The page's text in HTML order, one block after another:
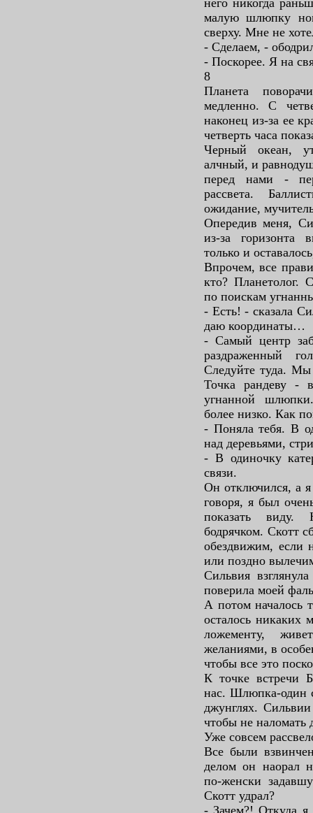
малую шлюпку
сверху. Мне не
- Сделаем, -
- Поскорее. Я на
8
Планета
медленно. С
наконец из-за ее
четверть часа
Черный океан,
алчный, и
перед нами -
рассвета.
ожидание,
Опередив меня,
из-за горизонта
только и
Впрочем, все
кто? Планетолог.
по поискам
- Есть! - сказала
даю координаты…
- Самый центр
раздраженный
Следуйте туда.
Точка рандеву -
угнанной
более низко. Как
- Поняла тебя. В
над деревьями,
- В одиночку
связи.
Он отключился, а
говоря, я был
показать виду.
бодрячком. Скотт
обездвижим, если
или поздно
Сильвия
поверила моей
А потом началось
осталось никаких
ложементу,
желаниями, в
чтобы все это
К точке встречи
нас. Шлюпка-один
джунглях.
чтобы не наломать
Уже совсем
Все были
делом он наорал
по-женски
Скотт удрал?
- Зачем?! Откуда